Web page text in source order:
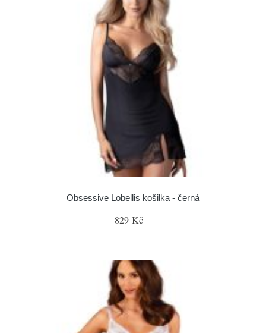
Obsessive Lobellis košilka - černá
829 Kč